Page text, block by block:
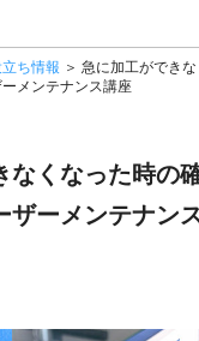
ち情報 ＞ 急に加工ができ
ーメンテナンス講座
なくなった時の
ザーメンテナン